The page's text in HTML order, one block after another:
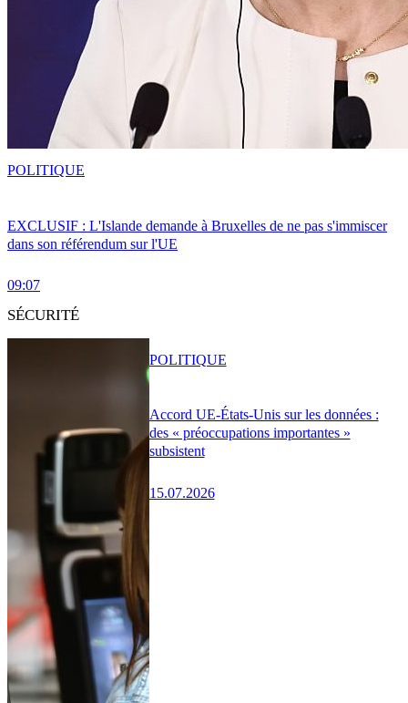
EXCLUSIF : L'Islande demande à Bruxelles de ne pas s'immiscer
dans son référendum sur l'UE
09:07
POLITIQUE
SÉCURITÉ
Accord UE-États-Unis sur les données :
des « préoccupations importantes »
subsistent
15.07.2026
POLITIQUE